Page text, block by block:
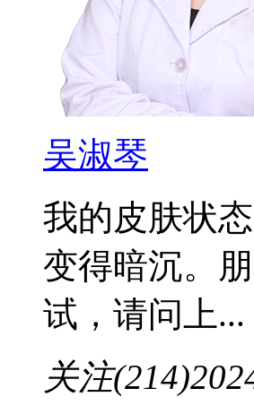
吴淑琴
我的皮肤状
变得暗沉。
试，请问上...
关注(214)